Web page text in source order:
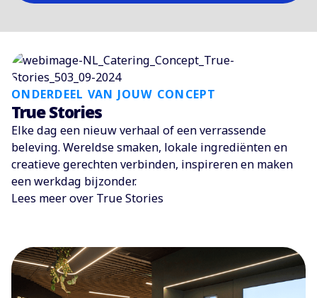
ONDERDEEL VAN JOUW CONCEPT
True Stories
Elke dag een nieuw verhaal of een verrassende
beleving. Wereldse smaken, lokale ingrediënten en
creatieve gerechten verbinden, inspireren en maken
een werkdag bijzonder.
Lees meer over True Stories